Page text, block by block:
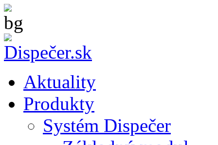
Aktuality
Produkty
Systém Dispečer